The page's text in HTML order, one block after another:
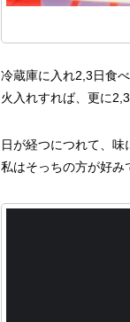
冷蔵庫に入れ2,3日食べ
火入れすれば、更に
日が経つにつれて、味
私はそっちの方が好み